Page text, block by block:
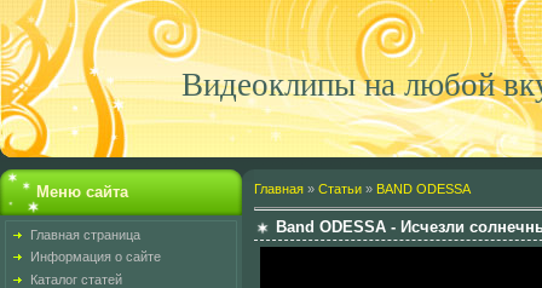
Видеоклипы на любой
Меню сайта
Главная страница
Информация о сайте
Каталог статей
Главная » Статьи » BAND ODESSA
Band ODESSA - Исчезли